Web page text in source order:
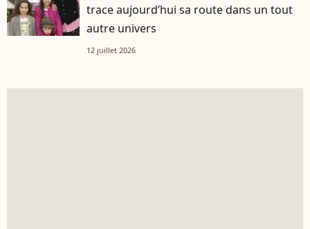
trace aujourd’hui sa route dans un tout
autre univers
12 juillet 2026